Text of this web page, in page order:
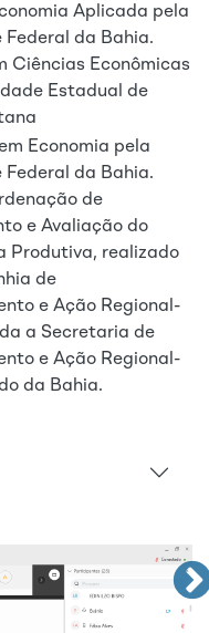
Aplicada pela
Federal da Bahia.
Ciências Econômicas
Estadual de
Economia pela
Federal da Bahia.
de
e Avaliação do
Produtiva, realizado
de
e Ação Regional-
a Secretaria de
e Ação Regional-
da Bahia.